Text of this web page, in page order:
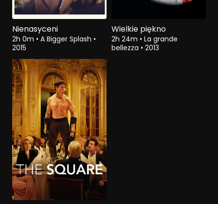
Nienasyceni
2h 0m • A Bigger Splash •
2015
Wielkie piękno
2h 24m • La grande
bellezza • 2013